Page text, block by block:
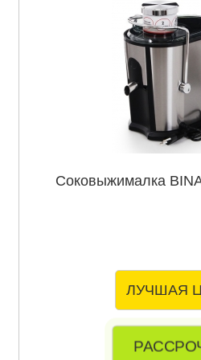
Соковыжималка
ЛУЧШАЯ